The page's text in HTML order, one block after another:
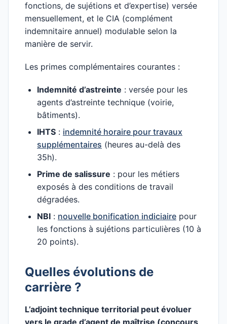
fonctions, de sujétions et d’expertise) versée
mensuellement, et le CIA (complément
indemnitaire annuel) modulable selon la
manière de servir.
Les primes complémentaires courantes :
Indemnité d’astreinte : versée pour les
agents d’astreinte technique (voirie,
bâtiments).
IHTS : indemnité horaire pour travaux
supplémentaires (heures au-delà des
35h).
Prime de salissure : pour les métiers
exposés à des conditions de travail
dégradées.
NBI : nouvelle bonification indiciaire pour
les fonctions à sujétions particulières (10 à
20 points).
Quelles évolutions de
carrière ?
L’adjoint technique territorial peut évoluer
vers le grade d’agent de maîtrise (concours